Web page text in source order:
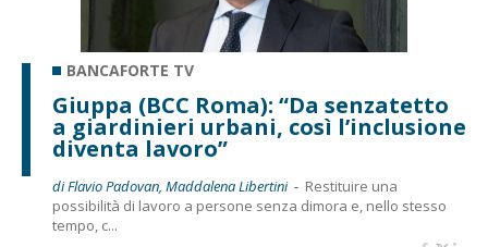
BANCAFORTE TV
Giuppa (BCC Roma): “Da senzatetto
a giardinieri urbani, così l’inclusione
diventa lavoro”
di Flavio Padovan, Maddalena Libertini - Restituire una
possibilità di lavoro a persone senza dimora e, nello stesso
tempo, c...